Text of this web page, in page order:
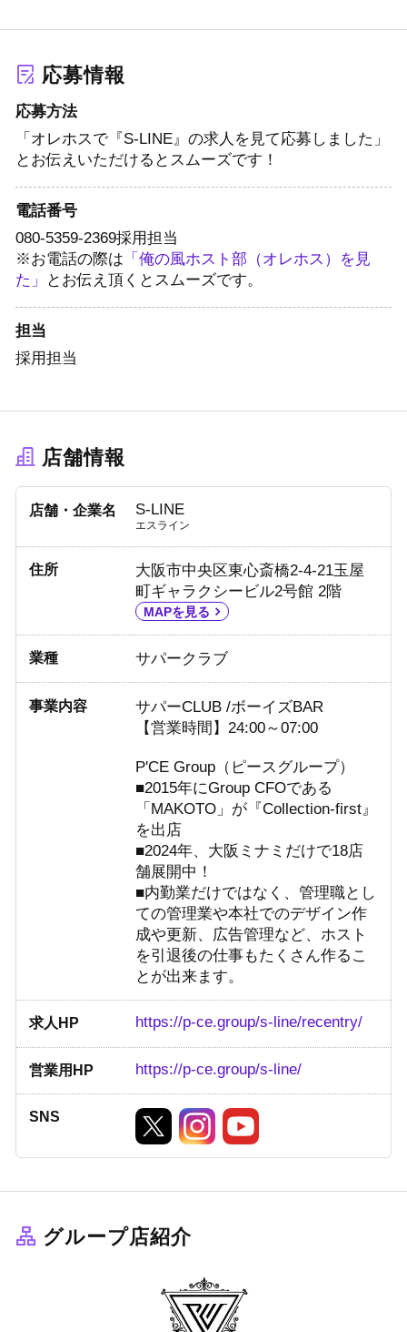
応募情報
応募方法
「オレホスで『S-LINE』の求人を見て応募しました」
とお伝えいただけるとスムーズです！
電話番号
080-5359-2369採用担当
※お電話の際は 「俺の風ホスト部（オレホス）を見
た」
とお伝え頂くとスムーズです。
担当
採用担当
店舗情報
店舗・企業名 S-LINE
エスライン
住所
大阪市中央区東心斎橋2-4-21玉屋
町ギャラクシービル2号館 2階
MAPを見る
業種 サパークラブ
事業内容
サパーCLUB /ボーイズBAR
【営業時間】24:00～07:00
P'CE Group（ピースグループ）
■2015年にGroup CFOである
「MAKOTO」が『Collection-first』
を出店
■2024年、大阪ミナミだけで18店
舗展開中！
■内勤業だけではなく、管理職とし
ての管理業や本社でのデザイン作
成や更新、広告管理など、ホスト
を引退後の仕事もたくさん作るこ
とが出来ます。
求人HP https://p-ce.group/s-line/recentry/
営業用HP https://p-ce.group/s-line/
SNS
グループ店紹介